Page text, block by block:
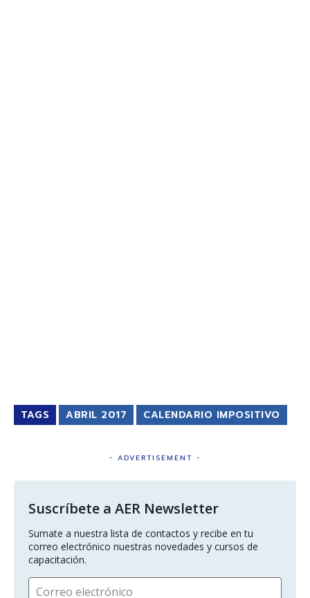
TAGS ABRIL 2017 CALENDARIO IMPOSITIVO
- ADVERTISEMENT -
Suscríbete a AER Newsletter
Sumate a nuestra lista de contactos y recibe en tu
correo electrónico nuestras novedades y cursos de
capacitación.
Correo electrónico